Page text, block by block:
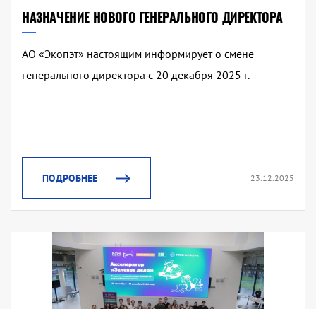
НАЗНАЧЕНИЕ НОВОГО ГЕНЕРАЛЬНОГО ДИРЕКТОРА
АО «Экопэт» настоящим информирует о смене
генерального директора с 20 декабря 2025 г.
ПОДРОБНЕЕ 23.12.2025